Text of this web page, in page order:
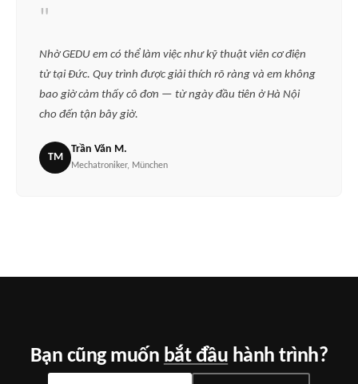
"
Nhờ GEDU em có thể làm việc như kỹ thuật viên cơ điện
tử tại Đức. Quy trình được giải thích rõ ràng và em không
bao giờ cảm thấy cô đơn — từ ngày đầu tiên ở Hà Nội
cho đến tận bây giờ.
TM
Trần Văn M.
Mechatroniker, München
Bạn cũng muốn bắt đầu hành trình?